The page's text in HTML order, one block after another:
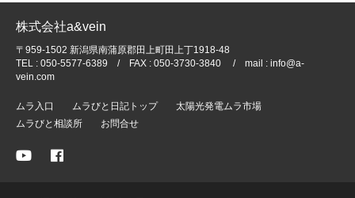
株式会社a&vein
〒959-1502 新潟県南蒲原郡田上町田上丁1918-48
TEL : 050-5577-6389 / FAX : 050-3730-3840 / mail : info@a-
vein.com
ムラ入口 ムラびと日記トップ
太陽光発電ムラ市場
ムラびと相談所
お問合せ